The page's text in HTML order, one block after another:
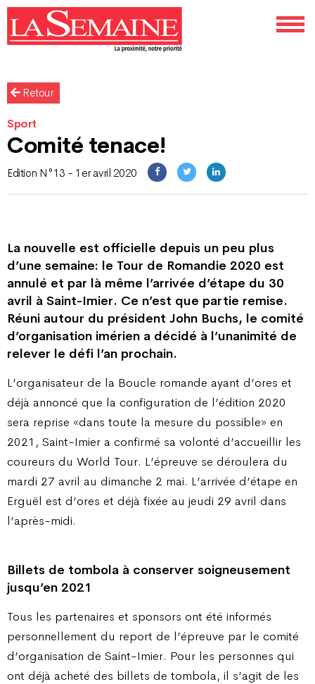
Retour
Sport
Comité tenace!
Edition N°13 - 1er avril 2020
La nouvelle est officielle depuis un peu plus
d’une semaine: le Tour de Romandie 2020 est
annulé et par là même l’arrivée d’étape du 30
avril à Saint-Imier. Ce n’est que partie remise.
Réuni autour du président John Buchs, le comité
d’organisation imérien a décidé à l’unanimité de
relever le défi l’an prochain.
L’organisateur de la Boucle romande ayant d’ores et
déjà annoncé que la configuration de l’édition 2020
sera reprise «dans toute la mesure du possible» en
2021, Saint-Imier a confirmé sa volonté d’accueillir les
coureurs du World Tour. L’épreuve se déroulera du
mardi 27 avril au dimanche 2 mai. L’arrivée d’étape en
Erguël est d’ores et déjà fixée au jeudi 29 avril dans
l’après-midi.
Billets de tombola à conserver soigneusement
jusqu’en 2021
Tous les partenaires et sponsors ont été informés
personnellement du report de l’épreuve par le comité
d’organisation de Saint-Imier. Pour les personnes qui
ont déjà acheté des billets de tombola, il s’agit de les